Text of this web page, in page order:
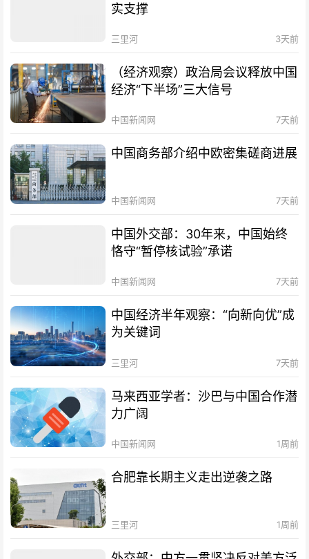
实支撑
三里河 3天前
（经济观察）政治局会议释放中国
经济“下半场”三大信号
中国新闻网 7天前
中国商务部介绍中欧密集磋商进展
中国新闻网 7天前
中国外交部：30年来，中国始终
恪守“暂停核试验”承诺
中国新闻网 7天前
中国经济半年观察：“向新向优”成
为关键词
三里河 7天前
马来西亚学者：沙巴与中国合作潜
力广阔
中国新闻网 1周前
合肥靠长期主义走出逆袭之路
三里河 1周前